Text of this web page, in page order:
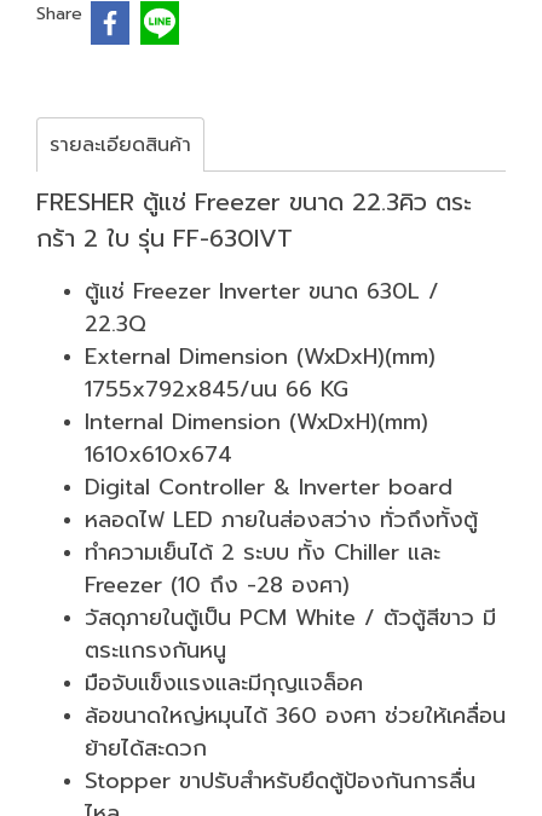
Share
รายละเอียดสินค้า
FRESHER ตู้แช่ Freezer ขนาด 22.3คิว ตระ
กร้า 2 ใบ รุ่น FF-630IVT
ตู้แช่ Freezer Inverter ขนาด 630L /
22.3Q
External Dimension (WxDxH)(mm)
1755x792x845/นน 66 KG
Internal Dimension (WxDxH)(mm)
1610x610x674
Digital Controller & Inverter board
หลอดไฟ LED ภายในส่องสว่าง ทั่วถึงทั้งตู้
ทำความเย็นได้ 2 ระบบ ทั้ง Chiller และ
Freezer (10 ถึง -28 องศา)
วัสดุภายในตู้เป็น PCM White / ตัวตู้สีขาว มี
ตระแกรงกันหนู
มือจับแข็งแรงและมีกุญแจล็อค
ล้อขนาดใหญ่หมุนได้ 360 องศา ช่วยให้เคลื่อน
ย้ายได้สะดวก
Stopper ขาปรับสำหรับยึดตู้ป้องกันการลื่น